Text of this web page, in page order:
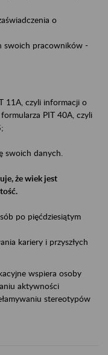
o
swoich pracowników -
11A, czyli informacji o
PIT 40A, czyli
swoich danych.
że wiek jest
po pięćdziesiątym
kariery i przyszłych
wspiera osoby
aktywności
stereotypów